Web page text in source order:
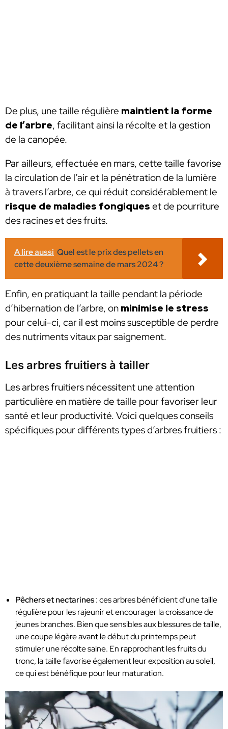
De plus, une taille régulière maintient la forme
de l’arbre, facilitant ainsi la récolte et la gestion
de la canopée.
Par ailleurs, effectuée en mars, cette taille favorise
la circulation de l’air et la pénétration de la lumière
à travers l’arbre, ce qui réduit considérablement le
risque de maladies fongiques et de pourriture
des racines et des fruits.
A lire aussi Quel est le prix des pellets en
cette deuxième semaine de mars 2024 ?
Enfin, en pratiquant la taille pendant la période
d’hibernation de l’arbre, on minimise le stress
pour celui-ci, car il est moins susceptible de perdre
des nutriments vitaux par saignement.
Les arbres fruitiers à tailler
Les arbres fruitiers nécessitent une attention
particulière en matière de taille pour favoriser leur
santé et leur productivité. Voici quelques conseils
spécifiques pour différents types d’arbres fruitiers :
Pêchers et nectarines: ces arbres bénéficient d’une taille
régulière pour les rajeunir et encourager la croissance de
jeunes branches. Bien que sensibles aux blessures de taille,
une coupe légère avant le début du printemps peut
stimuler une récolte saine. En rapprochant les fruits du
tronc, la taille favorise également leur exposition au soleil,
ce qui est bénéfique pour leur maturation.